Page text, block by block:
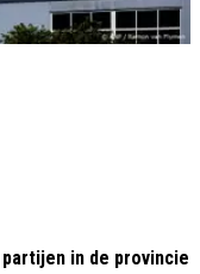
in de provincie